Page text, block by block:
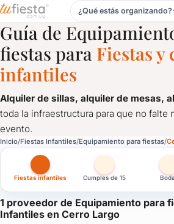
Equipamiento para fiestas para
¿Qué estás organizando?
Guía de
fiestas para Fiestas y
infantiles
Alquiler de sillas, alquiler de mesas,
toda la infraestructura para que no falte
evento.
Inicio Fiestas Infantiles Equipamiento para fiestas
Fiestas infantiles Cumples de 15
1 proveedor de Equipamiento para
Infantiles en Cerro Largo
Equipamiento para fiestas para
Alquiler de sillas, alquiler de mesas,